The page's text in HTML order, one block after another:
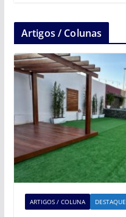
Artigos / Colunas
ARTIGOS / COLUNA DESTAQUE